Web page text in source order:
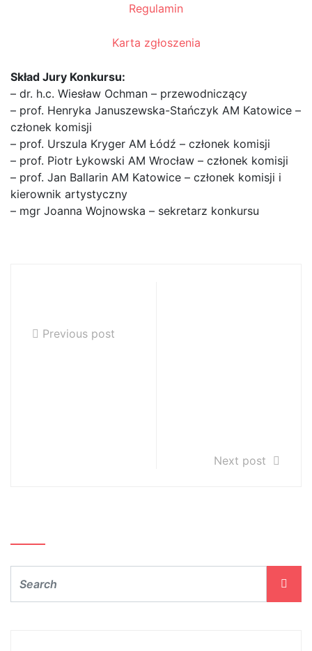
Regulamin
Karta zgłoszenia
Skład Jury Konkursu:
– dr. h.c. Wiesław Ochman – przewodniczący
– prof. Henryka Januszewska-Stańczyk AM Katowice –
członek komisji
– prof. Urszula Kryger AM Łódź – członek komisji
– prof. Piotr Łykowski AM Wrocław – członek komisji
– prof. Jan Ballarin AM Katowice – członek komisji i
kierownik artystyczny
– mgr Joanna Wojnowska – sekretarz konkursu
Previous post
Next post